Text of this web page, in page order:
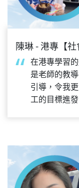
陳琳 - 港專【
在港專學習
是老師的教
引導，令我
工的目標進發